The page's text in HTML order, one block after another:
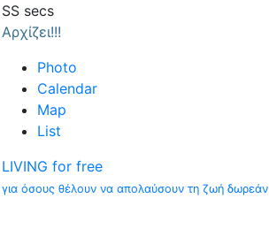
SS secs
Αρχίζει!!!
Photo
Calendar
Map
List
LIVING for free
για όσους θέλουν να απολαύσουν τη ζωή δωρεάν